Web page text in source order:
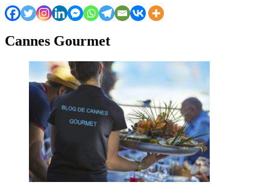
Cannes Gourmet